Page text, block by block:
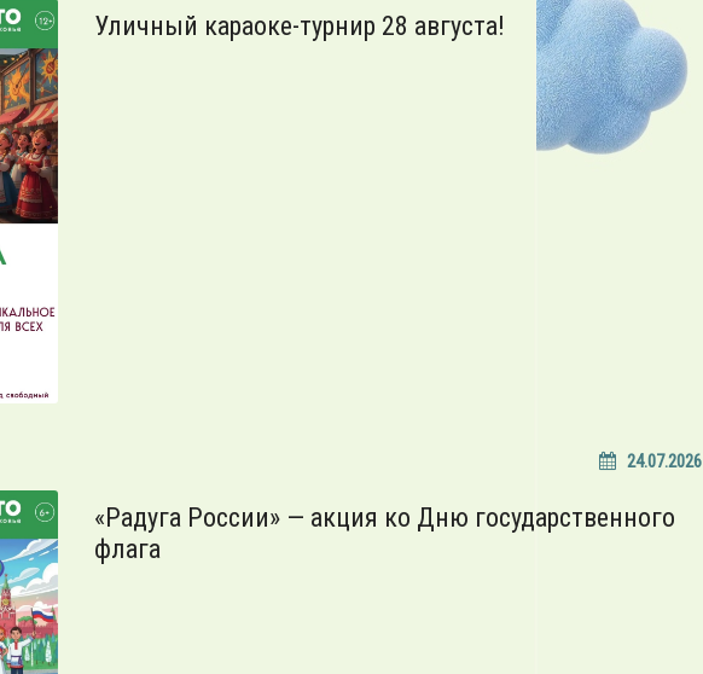
Уличный караоке-турнир 28 августа!
24.07.2026
«Радуга России» — акция ко Дню государственного
флага